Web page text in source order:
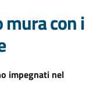
con i
impegnati nel